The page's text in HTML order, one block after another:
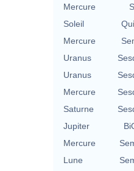
Mercure
Soleil
Mercure
Uranus
Uranus
Mercure
Saturne
Jupiter
Mercure
Lune